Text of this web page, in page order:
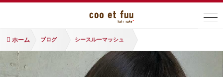
ホーム ブログ シースルーマッシュ